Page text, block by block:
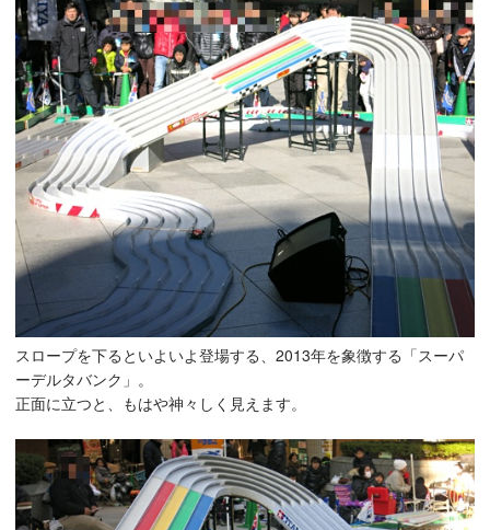
スロープを下るといよいよ登場する、2013年を象徴する「スーパ
ーデルタバンク」。
正面に立つと、もはや神々しく見えます。